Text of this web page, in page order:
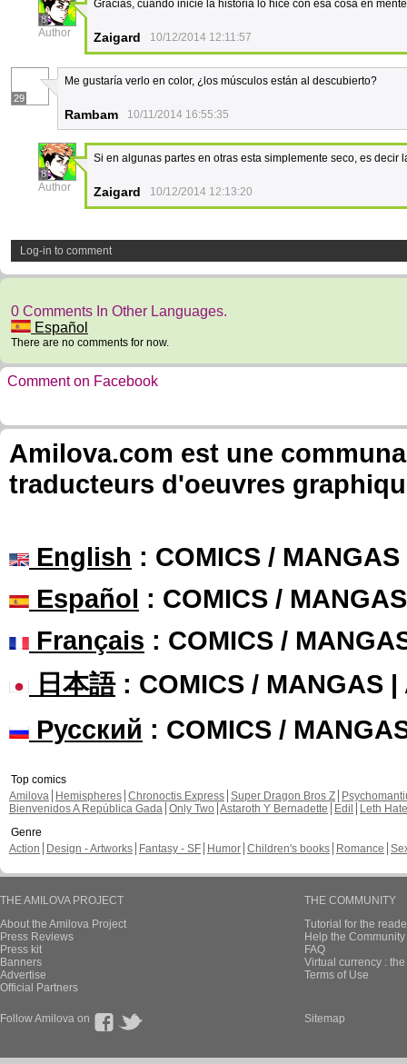
8
Author
Gracias, cuando inicie la historia lo hice con esa cosa en
Zaigard 10/12/2014 12:11:57
29
Me gustaría verlo en color, ¿los músculos están al descubierto?
Rambam 10/11/2014 16:55:35
8
Author
Si en algunas partes en otras esta simplemente seco, es decir
Zaigard 10/12/2014 12:13:20
Log-in to comment
0 Comments In Other Languages.
Español
There are no comments for now.
Comment on Facebook
Amilova.com est une
traducteurs d'oeuvres
English : COMICS /
Español : COMICS /
Français : COMICS /
日本語: COMICS / MANGAS |
Русский : COMICS /
Top comics
Amilova
Hemispheres Chronoctis Express Super Dragon Bros Z
Bienvenidos A República Gada Only Two Astaroth Y Bernadette Edil
Leth Hate
Genre
Action
Design - Artworks Fantasy - SF Humor Children's books Romance
THE AMILOVA PROJECT
About the Amilova Project
Press Reviews
Press kit
Banners
Advertise
Official Partners
THE COMMUNITY
Tutorial for the
Help the
FAQ
Virtual currency :
Terms of Use
Follow Amilova on Sitemap